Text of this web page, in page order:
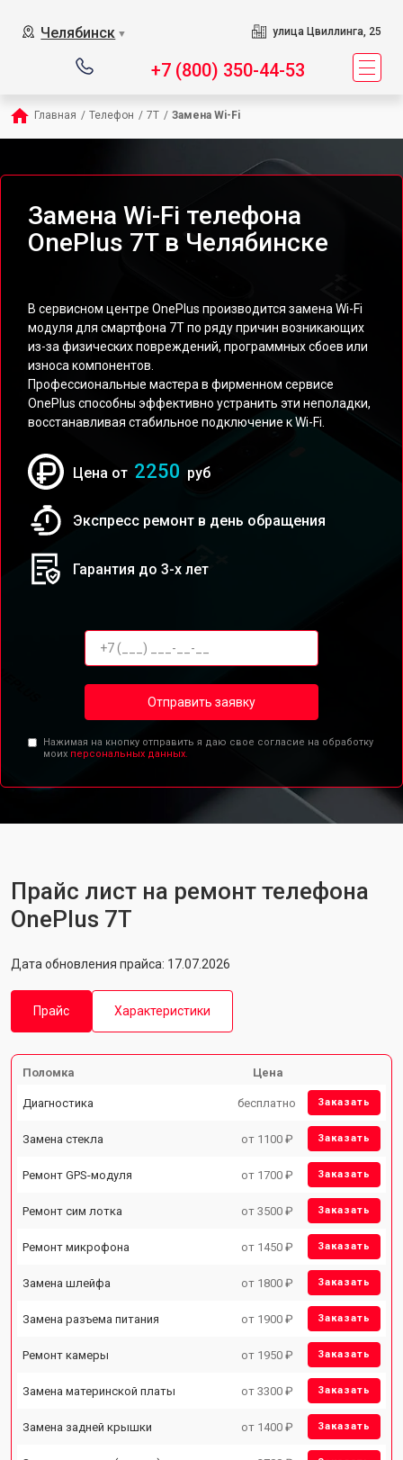
Челябинск ▼ улица Цвиллинга, 25
+7 (800) 350-44-53
Главная / Телефон / 7T / Замена Wi-Fi
Замена Wi-Fi телефона
OnePlus 7T в Челябинске
В сервисном центре OnePlus производится замена Wi-Fi
модуля для смартфона 7T по ряду причин возникающих
из-за физических повреждений, программных сбоев или
износа компонентов.
Профессиональные мастера в фирменном сервисе
OnePlus способны эффективно устранить эти неполадки,
восстанавливая стабильное подключение к Wi-Fi.
Цена от 2250 руб
Экспресс ремонт в день обращения
Гарантия до 3-х лет
Отправить заявку
Нажимая на кнопку отправить я даю свое согласие на обработку
моих персональных данных.
Прайс лист на ремонт телефона
OnePlus 7T
Дата обновления прайса: 17.07.2026
Прайс Характеристики
Поломка Цена
Диагностика бесплатно Заказать
Замена стекла от 1100 ₽ Заказать
Ремонт GPS-модуля от 1700 ₽ Заказать
Ремонт сим лотка от 3500 ₽ Заказать
Ремонт микрофона от 1450 ₽ Заказать
Замена шлейфа от 1800 ₽ Заказать
Замена разъема питания от 1900 ₽ Заказать
Ремонт камеры от 1950 ₽ Заказать
Замена материнской платы от 3300 ₽ Заказать
Замена задней крышки от 1400 ₽ Заказать